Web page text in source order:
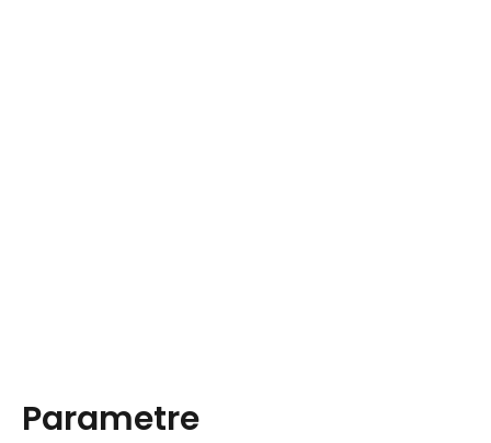
Parametre